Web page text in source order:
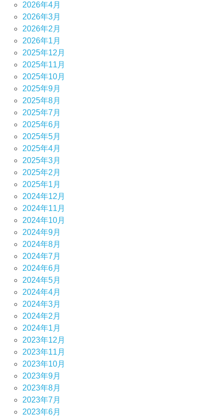
2026年4月
2026年3月
2026年2月
2026年1月
2025年12月
2025年11月
2025年10月
2025年9月
2025年8月
2025年7月
2025年6月
2025年5月
2025年4月
2025年3月
2025年2月
2025年1月
2024年12月
2024年11月
2024年10月
2024年9月
2024年8月
2024年7月
2024年6月
2024年5月
2024年4月
2024年3月
2024年2月
2024年1月
2023年12月
2023年11月
2023年10月
2023年9月
2023年8月
2023年7月
2023年6月